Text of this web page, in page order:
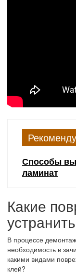
Способы
ламинат
Какие
В процессе
необходимость в
какими видами
клей?